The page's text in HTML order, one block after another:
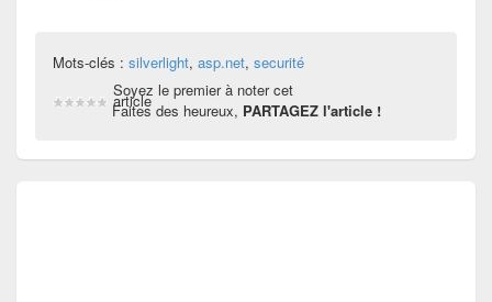
Mots-clés : silverlight, asp.net, securité
Soyez le premier à noter cet
article
Faites des heureux, PARTAGEZ l'article !